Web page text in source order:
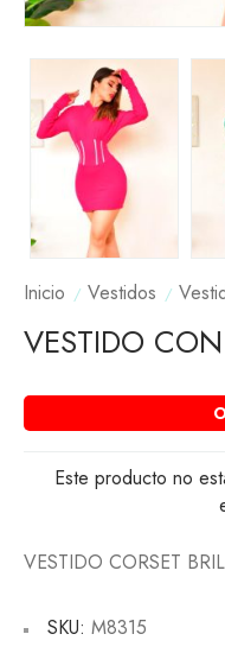
Inicio Vestidos
VESTIDO
Este producto no
VESTIDO CORSET
SKU: M8315